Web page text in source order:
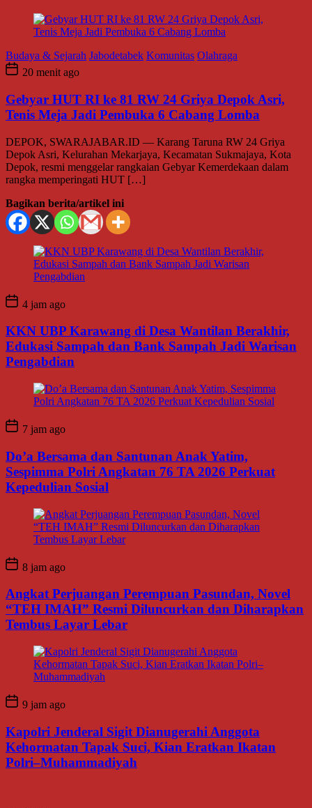
Budaya & Sejarah Jabodetabek Komunitas Olahraga
20 menit ago
Gebyar HUT RI ke 81 RW 24 Griya Depok Asri,
Tenis Meja Jadi Pembuka 6 Cabang Lomba
DEPOK, SWARAJABAR.ID — Karang Taruna RW 24 Griya
Depok Asri, Kelurahan Mekarjaya, Kecamatan Sukmajaya, Kota
Depok, resmi menggelar rangkaian Gebyar Kemerdekaan dalam
rangka memperingati HUT […]
Bagikan berita/artikel ini
4 jam ago
KKN UBP Karawang di Desa Wantilan Berakhir,
Edukasi Sampah dan Bank Sampah Jadi Warisan
Pengabdian
7 jam ago
Do’a Bersama dan Santunan Anak Yatim,
Sespimma Polri Angkatan 76 TA 2026 Perkuat
Kepedulian Sosial
8 jam ago
Angkat Perjuangan Perempuan Pasundan, Novel
“TEH IMAH” Resmi Diluncurkan dan Diharapkan
Tembus Layar Lebar
9 jam ago
Kapolri Jenderal Sigit Dianugerahi Anggota
Kehormatan Tapak Suci, Kian Eratkan Ikatan
Polri–Muhammadiyah